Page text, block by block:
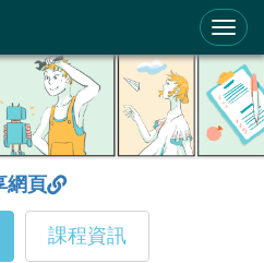
助系統
網頁
課程資訊